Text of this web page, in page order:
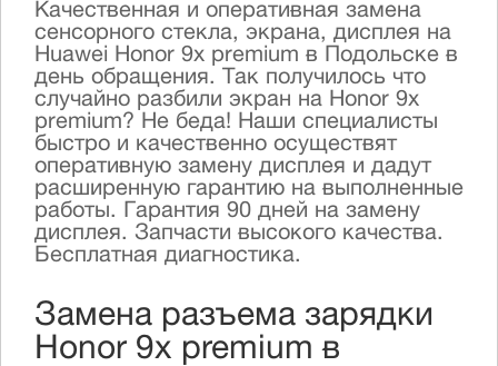
Качественная и оперативная замена
сенсорного стекла, экрана, дисплея на
Huawei Honor 9x premium в Подольске в
день обращения. Так получилось что
случайно разбили экран на Honor 9x
premium? Не беда! Наши специалисты
быстро и качественно осуществят
оперативную замену дисплея и дадут
расширенную гарантию на выполненные
работы. Гарантия 90 дней на замену
дисплея. Запчасти высокого качества.
Бесплатная диагностика.
Замена разъема зарядки
Honor 9x premium в